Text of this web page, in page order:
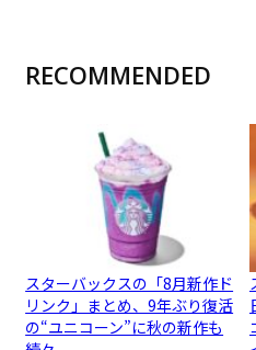
RECOMMENDED
スターバックスの「8月新作ド
リンク」まとめ、9年ぶり復活
の“ユニコーン”に秋の新作も